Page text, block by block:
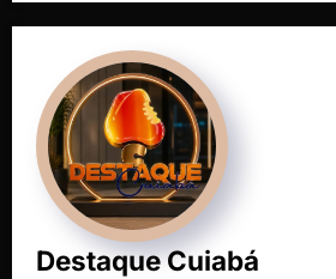
Destaque Cuiabá